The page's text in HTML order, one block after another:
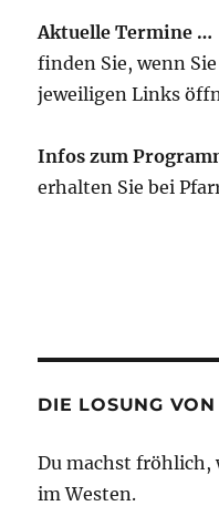
Aktuelle Termine …
finden Sie, wenn
jeweiligen Links
Infos zum
erhalten Sie bei
DIE LOSUNG
Du machst fröhlich,
im Westen.